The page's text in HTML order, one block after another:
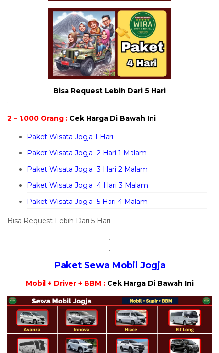
Bisa Request Lebih Dari 5 Hari
.
2 – 1.000 Orang : Cek Harga Di Bawah Ini
Paket Wisata Jogja 1 Hari
Paket Wisata Jogja 2 Hari 1 Malam
Paket Wisata Jogja 3 Hari 2 Malam
Paket Wisata Jogja 4 Hari 3 Malam
Paket Wisata Jogja 5 Hari 4 Malam
Bisa Request Lebih Dari 5 Hari
.
.
Paket Sewa Mobil Jogja
Mobil + Driver + BBM : Cek Harga Di Bawah Ini